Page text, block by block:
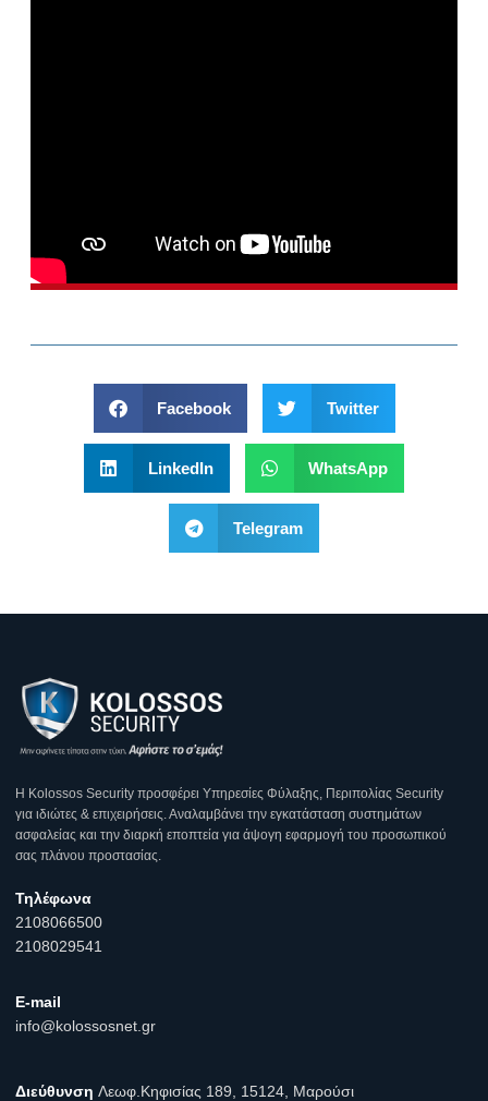
Facebook Twitter
LinkedIn WhatsApp
Telegram
Η Κοlossos Security προσφέρει Υπηρεσίες Φύλαξης, Περιπολίας Security
για ιδιώτες & επιχειρήσεις. Αναλαμβάνει την εγκατάσταση συστημάτων
ασφαλείας και την διαρκή εποπτεία για άψογη εφαρμογή του προσωπικού
σας πλάνου προστασίας.
Τηλέφωνα
2108066500
2108029541
E-mail
info@kolossosnet.gr
Διεύθυνση Λεωφ.Κηφισίας 189, 15124, Μαρούσι